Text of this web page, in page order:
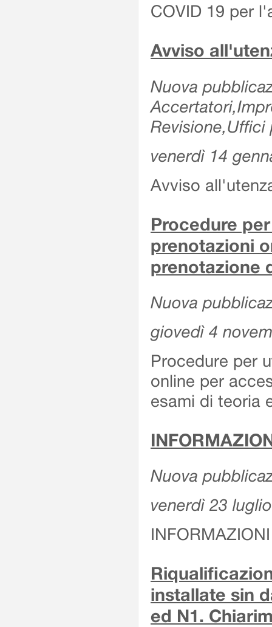
COVID 19 per
Avviso
Nuova
Revisione,Uffici
venerdì 14
Avviso
Procedure
prenotazioni
prenotazione
Nuova
giovedì 4
Procedure per
online per
esami di teoria
Nuova
venerdì 23
installate sin
ed N1.